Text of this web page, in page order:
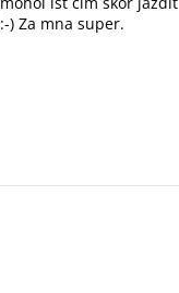
:-) Za mna super.